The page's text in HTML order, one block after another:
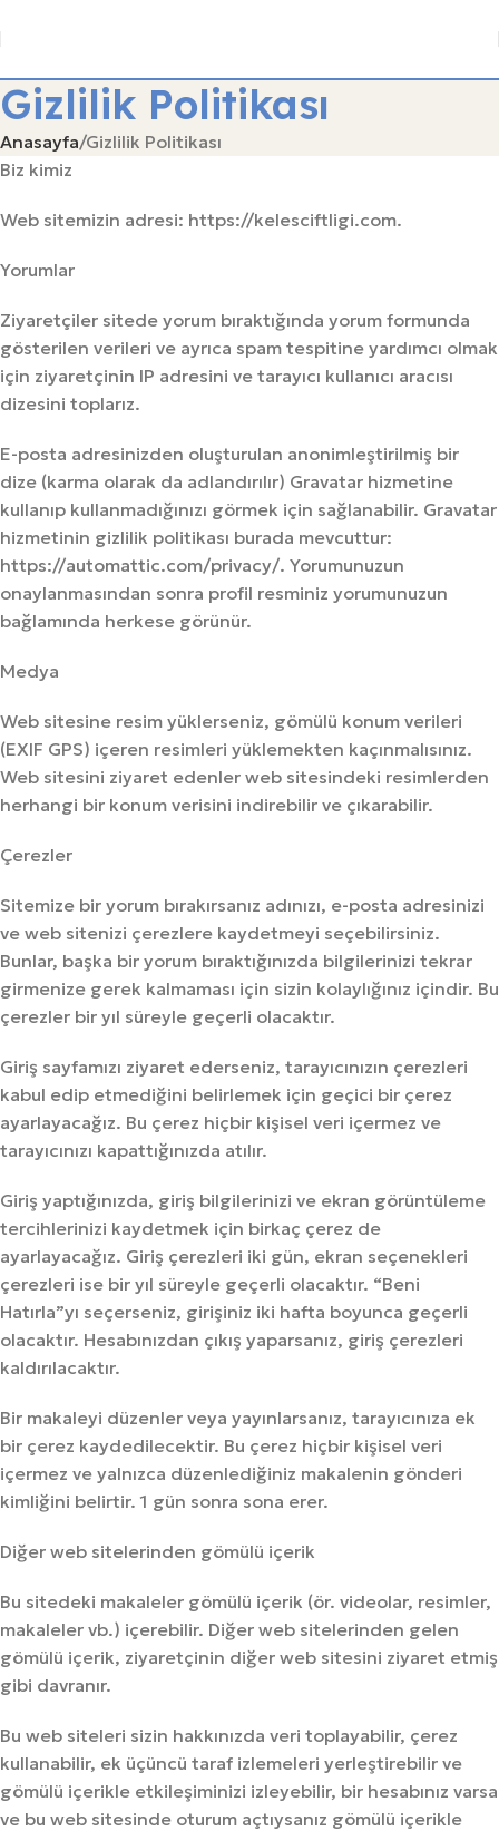
Gizlilik Politikası
Anasayfa Gizlilik Politikası
Biz kimiz
Web sitemizin adresi: https://kelesciftligi.com.
Yorumlar
Ziyaretçiler sitede yorum bıraktığında yorum formunda
gösterilen verileri ve ayrıca spam tespitine yardımcı olmak
için ziyaretçinin IP adresini ve tarayıcı kullanıcı aracısı
dizesini toplarız.
E-posta adresinizden oluşturulan anonimleştirilmiş bir
dize (karma olarak da adlandırılır) Gravatar hizmetine
kullanıp kullanmadığınızı görmek için sağlanabilir. Gravatar
hizmetinin gizlilik politikası burada mevcuttur:
https://automattic.com/privacy/. Yorumunuzun
onaylanmasından sonra profil resminiz yorumunuzun
bağlamında herkese görünür.
Medya
Web sitesine resim yüklerseniz, gömülü konum verileri
(EXIF GPS) içeren resimleri yüklemekten kaçınmalısınız.
Web sitesini ziyaret edenler web sitesindeki resimlerden
herhangi bir konum verisini indirebilir ve çıkarabilir.
Çerezler
Sitemize bir yorum bırakırsanız adınızı, e-posta adresinizi
ve web sitenizi çerezlere kaydetmeyi seçebilirsiniz.
Bunlar, başka bir yorum bıraktığınızda bilgilerinizi tekrar
girmenize gerek kalmaması için sizin kolaylığınız içindir. Bu
çerezler bir yıl süreyle geçerli olacaktır.
Giriş sayfamızı ziyaret ederseniz, tarayıcınızın çerezleri
kabul edip etmediğini belirlemek için geçici bir çerez
ayarlayacağız. Bu çerez hiçbir kişisel veri içermez ve
tarayıcınızı kapattığınızda atılır.
Giriş yaptığınızda, giriş bilgilerinizi ve ekran görüntüleme
tercihlerinizi kaydetmek için birkaç çerez de
ayarlayacağız. Giriş çerezleri iki gün, ekran seçenekleri
çerezleri ise bir yıl süreyle geçerli olacaktır. “Beni
Hatırla”yı seçerseniz, girişiniz iki hafta boyunca geçerli
olacaktır. Hesabınızdan çıkış yaparsanız, giriş çerezleri
kaldırılacaktır.
Bir makaleyi düzenler veya yayınlarsanız, tarayıcınıza ek
bir çerez kaydedilecektir. Bu çerez hiçbir kişisel veri
içermez ve yalnızca düzenlediğiniz makalenin gönderi
kimliğini belirtir. 1 gün sonra sona erer.
Diğer web sitelerinden gömülü içerik
Bu sitedeki makaleler gömülü içerik (ör. videolar, resimler,
makaleler vb.) içerebilir. Diğer web sitelerinden gelen
gömülü içerik, ziyaretçinin diğer web sitesini ziyaret etmiş
gibi davranır.
Bu web siteleri sizin hakkınızda veri toplayabilir, çerez
kullanabilir, ek üçüncü taraf izlemeleri yerleştirebilir ve
gömülü içerikle etkileşiminizi izleyebilir, bir hesabınız varsa
ve bu web sitesinde oturum açtıysanız gömülü içerikle